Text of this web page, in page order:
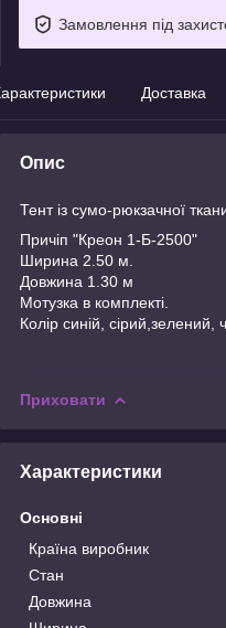
Замовлення під
Доставка
Опис
Тент із сумо-рюкзачної
Причіп "Креон 1-Б-2500"
Ширина 2.50 м.
Довжина 1.30 м
Мотузка в комплекті.
Колір синій, сірий,зелений,
Приховати
Характеристики
Основні
Країна виробник
Стан
Довжина